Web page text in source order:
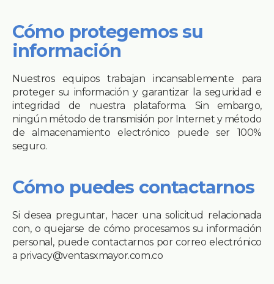
Cómo protegemos su
información
Nuestros equipos trabajan incansablemente para
proteger su información y garantizar la seguridad e
integridad de nuestra plataforma. Sin embargo,
ningún método de transmisión por Internet y método
de almacenamiento electrónico puede ser 100%
seguro.
Cómo puedes contactarnos
Si desea preguntar, hacer una solicitud relacionada
con, o quejarse de cómo procesamos su información
personal, puede contactarnos por correo electrónico
a privacy@ventasxmayor.com.co